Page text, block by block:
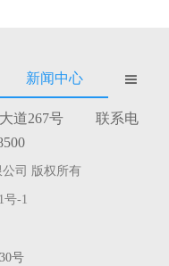
新闻中心 
大道267号 联系电
司 版权所有
号-1
号